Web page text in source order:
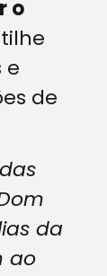
o
e
de
da
ao